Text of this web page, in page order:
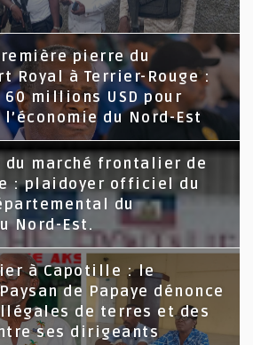
pierre du
Royal à Terrier-Rouge :
millions USD pour
du Nord-Est
du marché frontalier de
: plaidoyer officiel du
du
Nord-Est.
à Capotille : le
de Papaye dénonce
de terres et des
ses dirigeants